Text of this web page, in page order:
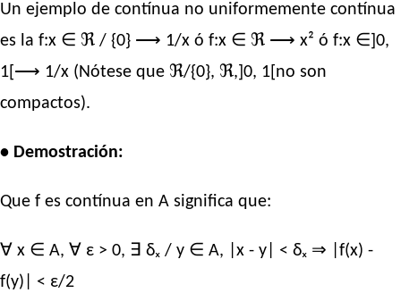
Un ejemplo de contínua no uniformemente contínua
es la f:x ∈ ℜ / {0} ⟶ 1/x ó f:x ∈ ℜ ⟶ x² ó f:x ∈]0,
1[⟶ 1/x (Nótese que ℜ/{0}, ℜ,]0, 1[no son
compactos).
• Demostración:
Que f es contínua en A significa que:
∀ x ∈ A, ∀ ε > 0, ∃ δₓ / y ∈ A, |x - y| < δₓ ⇒ |f(x) -
f(y)| < ε/2